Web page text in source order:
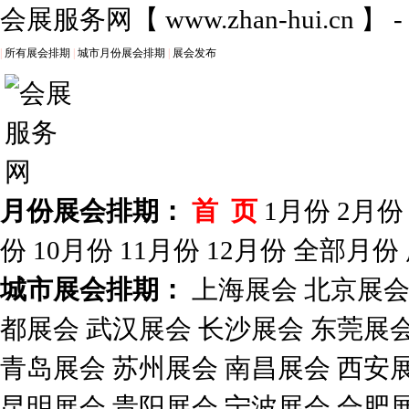
会展服务网 【 www.zhan-hui.cn 】
所有展会排期 城市月份展会排期 展会发布
月份展会排期： 首 页 1月份 2月份
份 10月份 11月份 12月份 全部月份
城市展会排期：
上海展会 北京展会
都展会 武汉展会 长沙展会 东莞展
青岛展会 苏州展会 南昌展会 西安